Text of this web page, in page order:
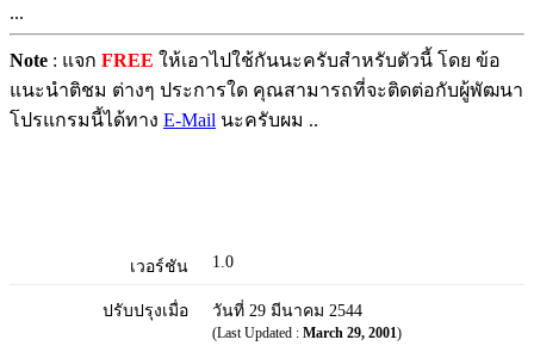
...
Note : แจก FREE ให้เอาไปใช้กันนะครับสำหรับตัวนี้ โดย ข้อ
แนะนำติชม ต่างๆ ประการใด คุณสามารถที่จะติดต่อกับผู้พัฒนา
โปรแกรมนี้ได้ทาง E-Mail นะครับผม ..
เวอร์ชัน 1.0
ปรับปรุงเมื่อ วันที่ 29 มีนาคม 2544
(Last Updated : March 29, 2001)